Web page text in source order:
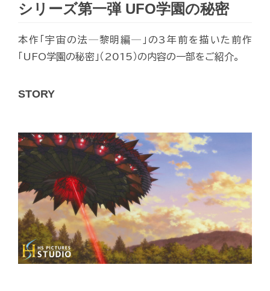
シリーズ第一弾 UFO学園の秘密
本作「宇宙の法─黎明編─」の3年前を描いた前作
「UFO学園の秘密」（2015）の内容の一部をご紹介。
STORY